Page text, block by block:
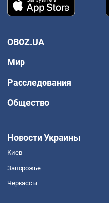
OBOZ.UA
Мир
Расследования
Общество
Новости Украины
Киев
Запорожье
Черкассы